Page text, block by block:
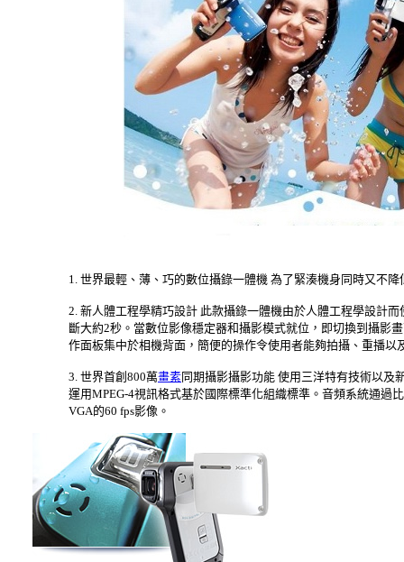
1. 世界最輕、薄、巧的數位攝錄一體機 為了緊湊機身同時又不
2. 新人體工程學精巧設計 此款攝錄一體機由於人體工程學設計
斷大約2秒。當數位影像穩定器和攝影模式就位，即切換到攝影
作面板集中於相機背面，簡便的操作令使用者能夠拍攝、重播以
3. 世界首創800萬畫素同期攝影攝影功能 使用三洋特有技術以及
運用MPEG-4視訊格式基於國際標準化組織標準。音頻系統通過
VGA的60 fps影像。